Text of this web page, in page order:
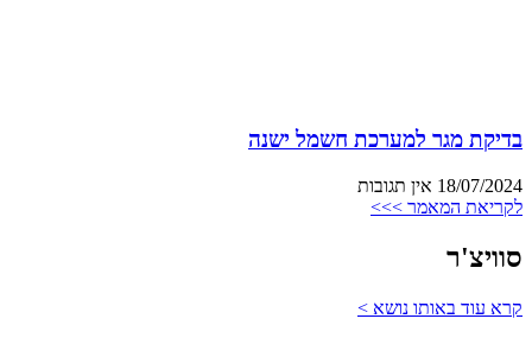
בדיקת מגר למערכת חשמל ישנה
18/07/2024 אין תגובות
לקריאת המאמר >>>
סוויצ'ר
קרא עוד באותו נושא >